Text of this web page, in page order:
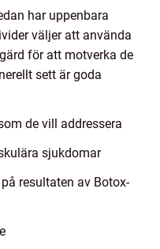
har uppenbara
väljer att använda
för att motverka de
sett är goda
de vill addressera
sjukdomar
resultaten av Botox-